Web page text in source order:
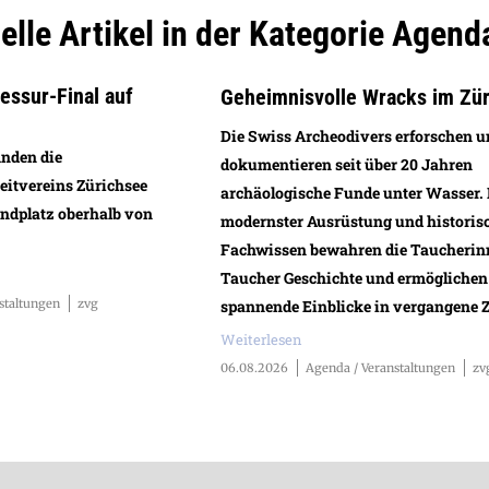
Artikel in der Kategorie
Final auf
die
Zürichsee
oberhalb von
zvg
Geheimnisvolle Wracks im
Die Swiss Archeodivers erforschen
dokumentieren seit über 20 Jahren
archäologische Funde unter
modernster Ausrüstung und
Fachwissen bewahren die
Taucher Geschichte und ermöglichen
spannende Einblicke in vergangene
Weiterlesen
06.08.2026 Agenda / Veranstaltungen